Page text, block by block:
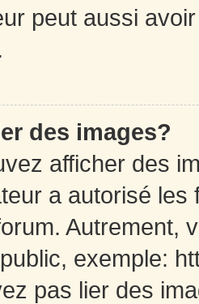
peut aussi
des images?
afficher des
a autorisé
Autrement,
exemple:
pas lier des